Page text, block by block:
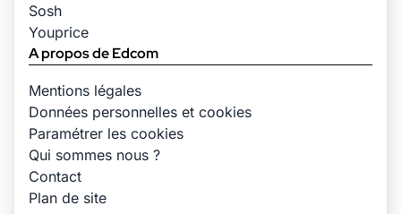
Sosh
Youprice
A propos de Edcom
Mentions légales
Données personnelles et cookies
Paramétrer les cookies
Qui sommes nous ?
Contact
Plan de site